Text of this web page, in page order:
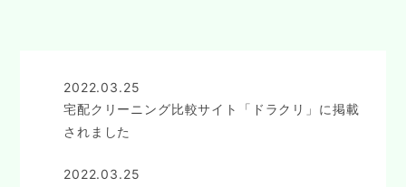
2022.03.25
宅配クリーニング比較サイト「ドラクリ」に掲載
されました
2022.03.25